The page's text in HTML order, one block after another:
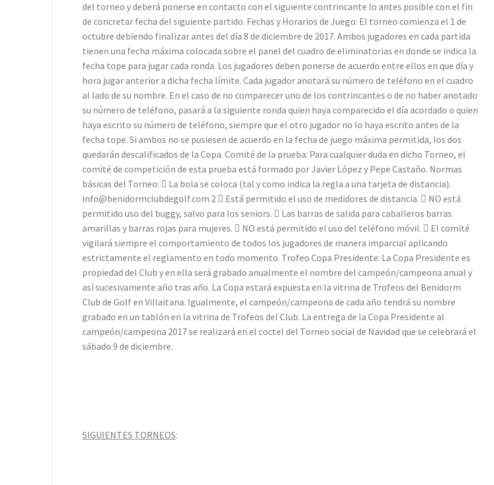
del torneo y deberá ponerse en contacto con el siguiente contrincante lo antes posible con el fin
de concretar fecha del siguiente partido. Fechas y Horarios de Juego: El torneo comienza el 1 de
octubre debiendo finalizar antes del día 8 de diciembre de 2017. Ambos jugadores en cada partida
tienen una fecha máxima colocada sobre el panel del cuadro de eliminatorias en donde se indica la
fecha tope para jugar cada ronda. Los jugadores deben ponerse de acuerdo entre ellos en que día y
hora jugar anterior a dicha fecha límite. Cada jugador anotará su número de teléfono en el cuadro
al lado de su nombre. En el caso de no comparecer uno de los contrincantes o de no haber anotado
su número de teléfono, pasará a la siguiente ronda quien haya comparecido el día acordado o quien
haya escrito su número de teléfono, siempre que el otro jugador no lo haya escrito antes de la
fecha tope. Si ambos no se pusiesen de acuerdo en la fecha de juego máxima permitida, los dos
quedarán descalificados de la Copa. Comité de la prueba: Para cualquier duda en dicho Torneo, el
comité de competición de esta prueba está formado por Javier López y Pepe Castaño. Normas
básicas del Torneo:  La bola se coloca (tal y como indica la regla a una tarjeta de distancia).
info@benidormclubdegolf.com 2  Está permitido el uso de medidores de distancia.  NO está
permitido uso del buggy, salvo para los seniors.  Las barras de salida para caballeros barras
amarillas y barras rojas para mujeres.  NO está permitido el uso del teléfono móvil.  El comité
vigilará siempre el comportamiento de todos los jugadores de manera imparcial aplicando
estrictamente el reglamento en todo momento. Trofeo Copa Presidente: La Copa Presidente es
propiedad del Club y en ella será grabado anualmente el nombre del campeón/campeona anual y
así sucesivamente año tras año. La Copa estará expuesta en la vitrina de Trofeos del Benidorm
Club de Golf en Villaitana. Igualmente, el campeón/campeona de cada año tendrá su nombre
grabado en un tablón en la vitrina de Trofeos del Club. La entrega de la Copa Presidente al
campeón/campeona 2017 se realizará en el coctel del Torneo social de Navidad que se celebrará el
sábado 9 de diciembre.
SIGUIENTES TORNEOS: